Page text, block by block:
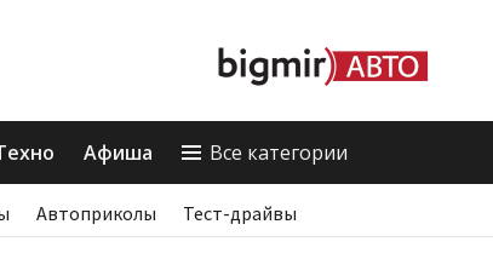
Афиша Все категории
Автоприколы Тест-драйвы